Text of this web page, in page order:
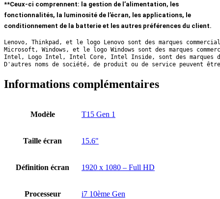
**Ceux-ci comprennent: la gestion de l’alimentation, les
fonctionnalités, la luminosité de l’écran, les applications, le
conditionnement de la batterie et les autres préférences du client.
Lenovo, Thinkpad, et le logo Lenovo sont des marques
Microsoft, Windows, et le logo Windows sont des marques
Intel, Logo Intel, Intel Core, Intel Inside, sont des marques
D'autres noms de société, de produit ou de service peuvent
Informations complémentaires
Modèle T15 Gen 1
Taille écran 15.6"
Définition écran 1920 x 1080 – Full HD
Processeur i7 10ème Gen